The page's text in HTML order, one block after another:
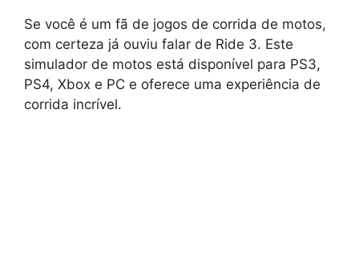
Se você é um fã de jogos de corrida de motos,
com certeza já ouviu falar de Ride 3. Este
simulador de motos está disponível para PS3,
PS4, Xbox e PC e oferece uma experiência de
corrida incrível.